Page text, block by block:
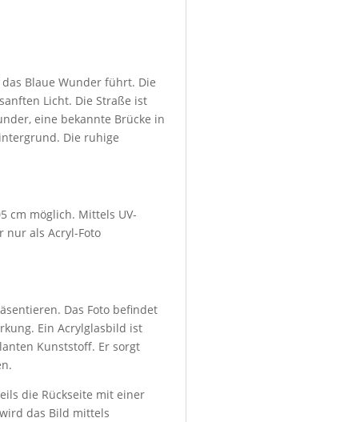
Blaue Wunder führt. Die
Licht. Die Straße ist
eine bekannte Brücke in
Die ruhige
cm möglich. Mittels UV-
nur als Acryl-Foto
Das Foto befindet
Ein Acrylglasbild ist
Kunststoff. Er sorgt
die Rückseite mit einer
das Bild mittels